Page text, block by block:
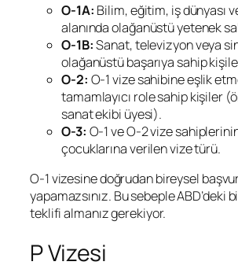
O-1A: Bilim, eğitim, iş dünyası
alanında olağanüstü yetenek
O-1B:Sanat, televizyon veya
olağanüstü başarıya sahip
O-2: O-1 vize sahibine eşlik
tamamlayıcı role sahip kişiler
sanat ekibi üyesi).
O-3: O-1 ve O-2 vize
çocuklarına verilen vize türü.
O-1 vizesine doğrudan bireysel
yapamazsınız. Bu sebeple ABD’deki
teklifi almanız gerekiyor.
P Vizesi